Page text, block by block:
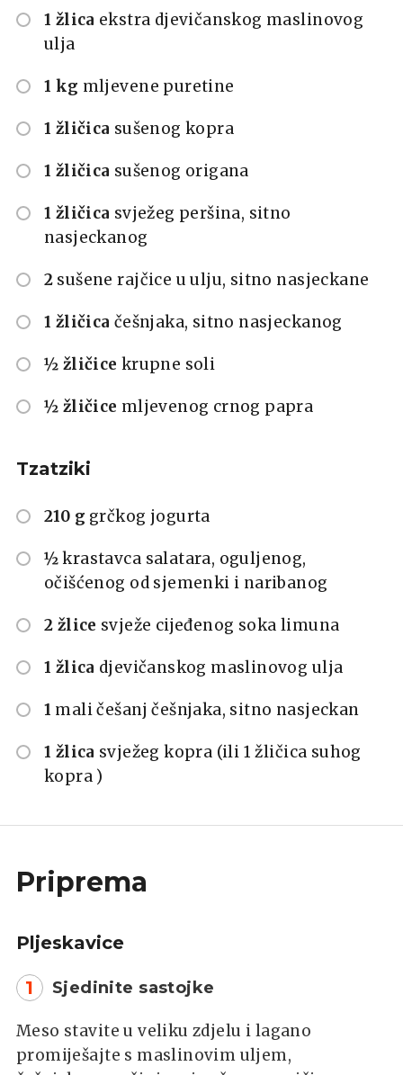
1 žlica ekstra djevičanskog maslinovog
ulja
1 kg mljevene puretine
1 žličica sušenog kopra
1 žličica sušenog origana
1 žličica svježeg peršina, sitno
nasjeckanog
2 sušene rajčice u ulju, sitno nasjeckane
1 žličica češnjaka, sitno nasjeckanog
½ žličice krupne soli
½ žličice mljevenog crnog papra
Tzatziki
210 g grčkog jogurta
½ krastavca salatara, oguljenog,
očišćenog od sjemenki i naribanog
2 žlice svježe cijeđenog soka limuna
1 žlica djevičanskog maslinovog ulja
1 mali češanj češnjaka, sitno nasjeckan
1 žlica svježeg kopra (ili 1 žličica suhog
kopra )
Priprema
Pljeskavice
1 Sjedinite sastojke
Meso stavite u veliku zdjelu i lagano
promiješajte s maslinovim uljem,